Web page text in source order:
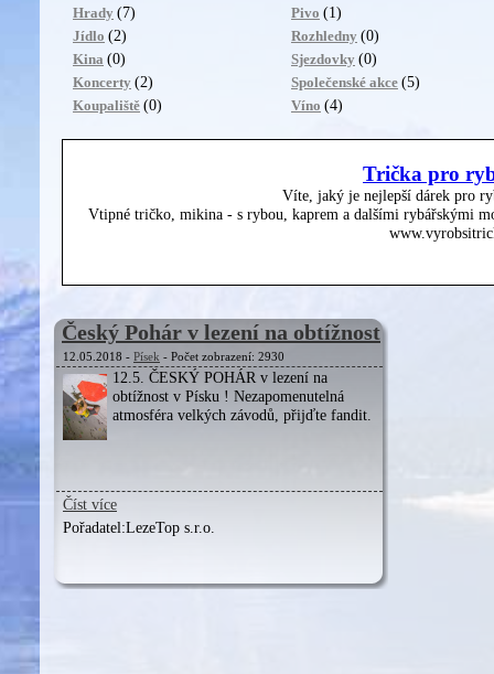
Hrady (7)
Jídlo (2)
Kina (0)
Koncerty (2)
Koupaliště (0)
Pivo (1)
Rozhledny (0)
Sjezdovky (0)
Společenské akce (5)
Víno (4)
Trička pro
Víte, jaký je nejlepší dárek pro
Vtipné tričko, mikina - s rybou, kaprem a dalšími rybářskými
Český Pohár v lezení na obtížnost
12.05.2018 - Písek - Počet zobrazení: 2930
12.5. ČESKÝ POHÁR v lezení na
obtížnost v Písku ! Nezapomenutelná
atmosféra velkých závodů, přijďte fandit.
Číst více
Pořadatel:LezeTop s.r.o.